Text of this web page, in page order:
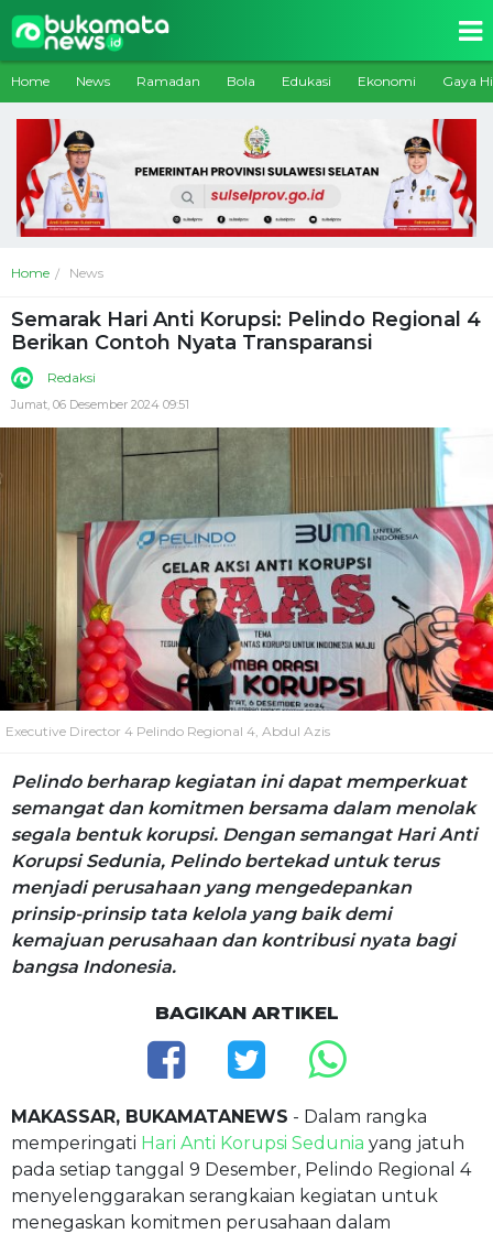
Home News Ramadan Bola Edukasi Ekonomi Gaya
Home News
Semarak Hari Anti Korupsi: Pelindo Regional 4
Berikan Contoh Nyata Transparansi
Redaksi
Jumat, 06 Desember 2024 09:51
Executive Director 4 Pelindo Regional 4, Abdul Azis
Pelindo berharap kegiatan ini dapat memperkuat
semangat dan komitmen bersama dalam menolak
segala bentuk korupsi. Dengan semangat Hari Anti
Korupsi Sedunia, Pelindo bertekad untuk terus
menjadi perusahaan yang mengedepankan
prinsip-prinsip tata kelola yang baik demi
kemajuan perusahaan dan kontribusi nyata bagi
bangsa Indonesia.
BAGIKAN ARTIKEL
MAKASSAR, BUKAMATANEWS - Dalam rangka
memperingati Hari Anti Korupsi Sedunia yang jatuh
pada setiap tanggal 9 Desember, Pelindo Regional 4
menyelenggarakan serangkaian kegiatan untuk
menegaskan komitmen perusahaan dalam